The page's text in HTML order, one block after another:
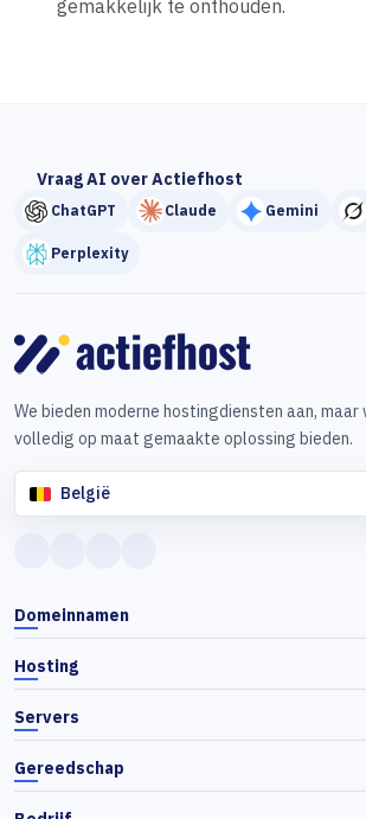
gemakkelijk te onthouden.
Vraag AI over Actiefhost
ChatGPT Claude Gemini
Perplexity
We bieden moderne hostingdiensten aan, maar
volledig op maat gemaakte oplossing bieden.
België
Domeinnamen
Hosting
Servers
Gereedschap